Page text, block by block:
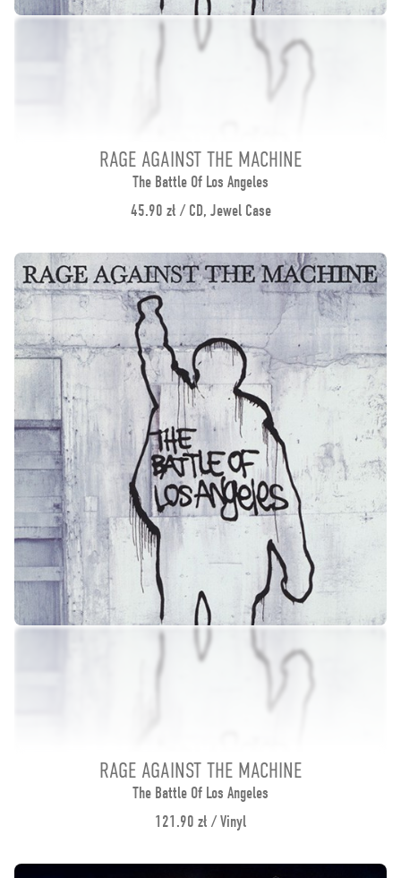
RAGE AGAINST THE MACHINE
The Battle Of Los Angeles
45.90 zł / CD, Jewel Case
RAGE AGAINST THE MACHINE
The Battle Of Los Angeles
121.90 zł / Vinyl